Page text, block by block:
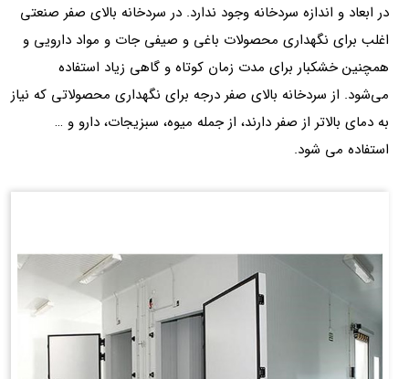
در ابعاد و اندازه سردخانه وجود ندارد. در سردخانه بالای صفر صنعتی
اغلب برای نگهداری محصولات باغی و صیفی ‌جات و مواد دارویی و
همچنین خشکبار برای مدت زمان کوتاه و گاهی زیاد استفاده
میشود. از سردخانه بالای صفر درجه برای نگهداری محصولاتی که نیاز
به دمای بالاتر از صفر دارند، از جمله میوه، سبزیجات، دارو و …
استفاده می شود.